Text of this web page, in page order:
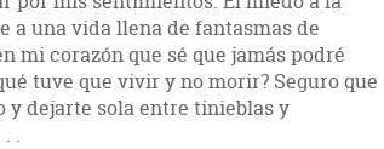
a una vida llena de fantasmas de
mi corazón que sé que jamás podré
tuve que vivir y no morir? Seguro que
y dejarte sola entre tinieblas y
.